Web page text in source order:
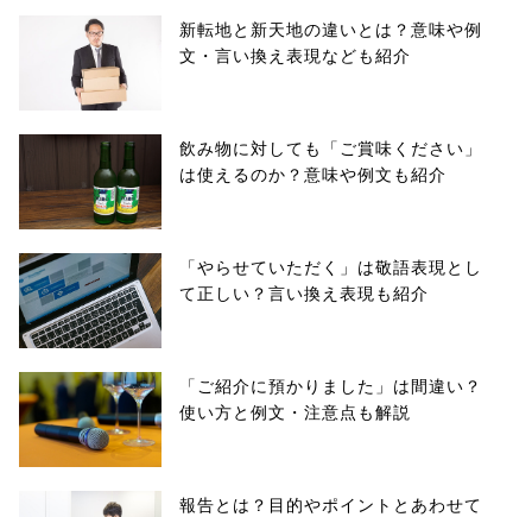
新転地と新天地の違いとは？意味や例
文・言い換え表現なども紹介
飲み物に対しても「ご賞味ください」
は使えるのか？意味や例文も紹介
「やらせていただく」は敬語表現とし
て正しい？言い換え表現も紹介
「ご紹介に預かりました」は間違い？
使い方と例文・注意点も解説
報告とは？目的やポイントとあわせて